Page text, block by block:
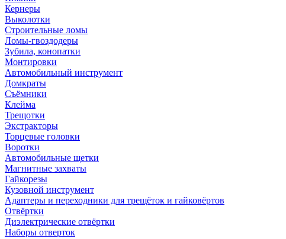
Кернеры
Выколотки
Строительные ломы
Ломы-гвоздодеры
Зубила, конопатки
Монтировки
Автомобильный инструмент
Домкраты
Съёмники
Клейма
Трещотки
Экстракторы
Торцевые головки
Воротки
Автомобильные щетки
Магнитные захваты
Гайкорезы
Кузовной инструмент
Адаптеры и переходники для трещёток и гайковёртов
Отвёртки
Диэлектрические отвёртки
Наборы отверток